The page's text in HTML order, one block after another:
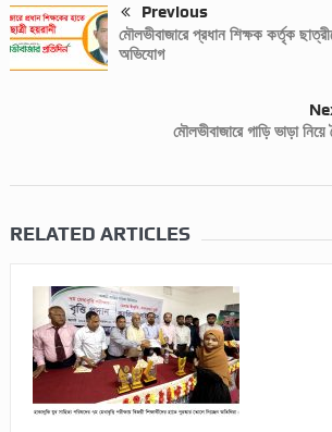
Previous
মৌলভীবাজারে প্রধান শিক্ষক কর্তৃক
অভিযোগ
মৌলভীবাজারে গাড়ি ভাড়া
RELATED ARTICLES